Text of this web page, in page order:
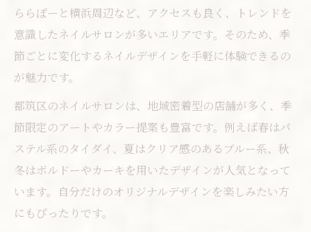
ネイルの料金相場を都筑区で徹底調査
予算重視で選ぶネイルサロン都筑区のポイ
ント
ネイル横浜で理想のデザインを実現する方
法
都筑区でコスパ重視のネイル選びのコツ
話題のタイダイネイルを都筑区で手軽に楽しむ
方法
ネイル横浜で人気のタイダイデザイン解説
都筑区で手軽にできるネイルサロンの特徴
ららぽーと横浜周辺など、アクセスも良く、トレンドを
意識したネイルサロンが多いエリアです。そのため、季
節ごとに変化するネイルデザインを手軽に体験できるの
が魅力です。
都筑区のネイルサロンは、地域密着型の店舗が多く、季
節限定のアートやカラー提案も豊富です。例えば春はパ
ステル系のタイダイ、夏はクリア感のあるブルー系、秋
冬はボルドーやカーキを用いたデザインが人気となって
います。自分だけのオリジナルデザインを楽しみたい方
にもぴったりです。